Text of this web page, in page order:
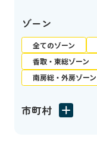
ゾーン
全てのゾーン
香取・東総ゾーン
南房総・外房ゾーン
市町村